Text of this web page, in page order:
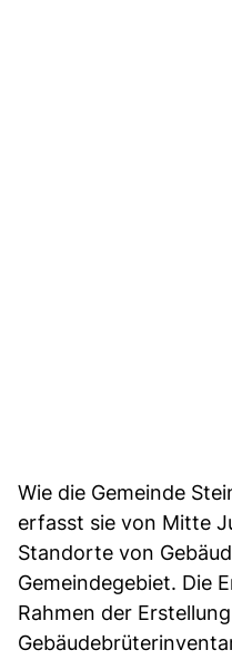
Wie die Gemeinde
erfasst sie von Mitte
Standorte von
Gemeindegebiet. Die
Rahmen der